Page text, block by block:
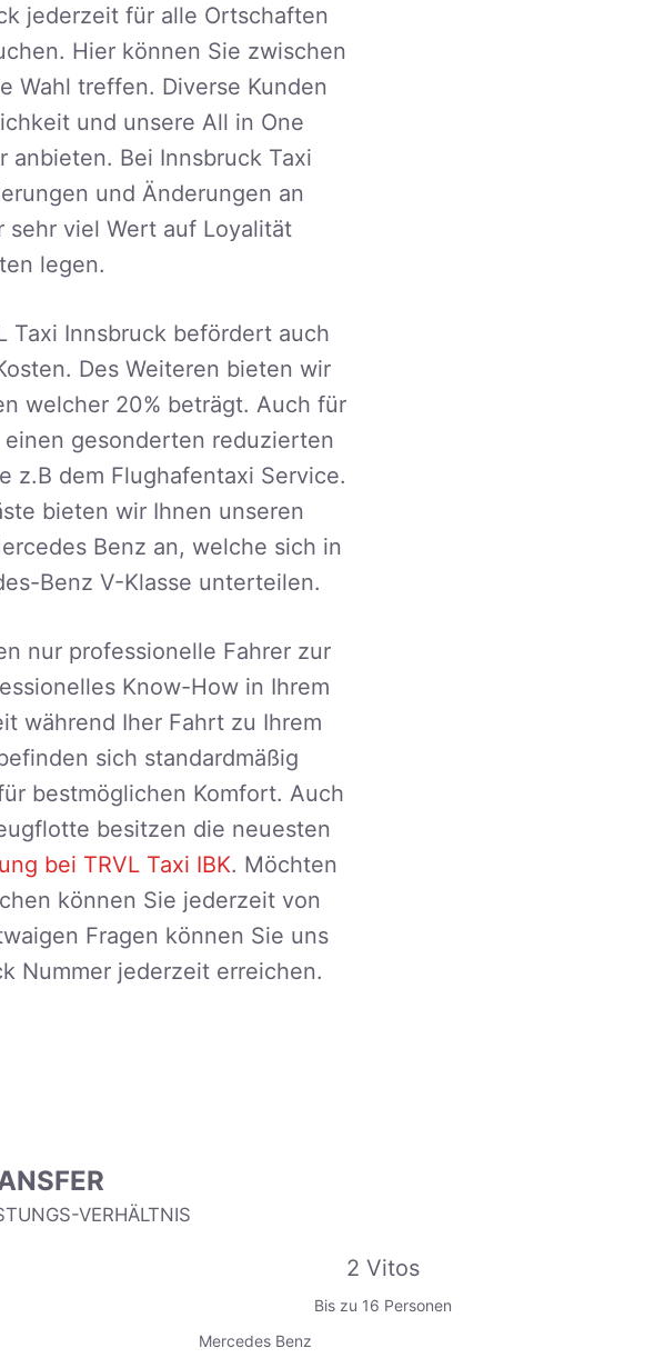
jederzeit für alle Ortschaften
Hier können Sie zwischen
Wahl treffen. Diverse Kunden
und unsere All in One
anbieten. Bei Innsbruck Taxi
und Änderungen an
viel Wert auf Loyalität
legen.
Taxi Innsbruck befördert auch
Des Weiteren bieten wir
welcher 20% beträgt. Auch für
gesonderten reduzierten
z.B dem Flughafentaxi Service.
bieten wir Ihnen unseren
Benz an, welche sich in
Benz V-Klasse unterteilen.
nur professionelle Fahrer zur
Know-How in Ihrem
während Iher Fahrt zu Ihrem
sich standardmäßig
bestmöglichen Komfort. Auch
besitzen die neuesten
bei TRVL Taxi IBK. Möchten
können Sie jederzeit von
Fragen können Sie uns
Nummer jederzeit erreichen.
VERHÄLTNIS
2 Vitos
Bis zu 16 Personen
Mercedes Benz